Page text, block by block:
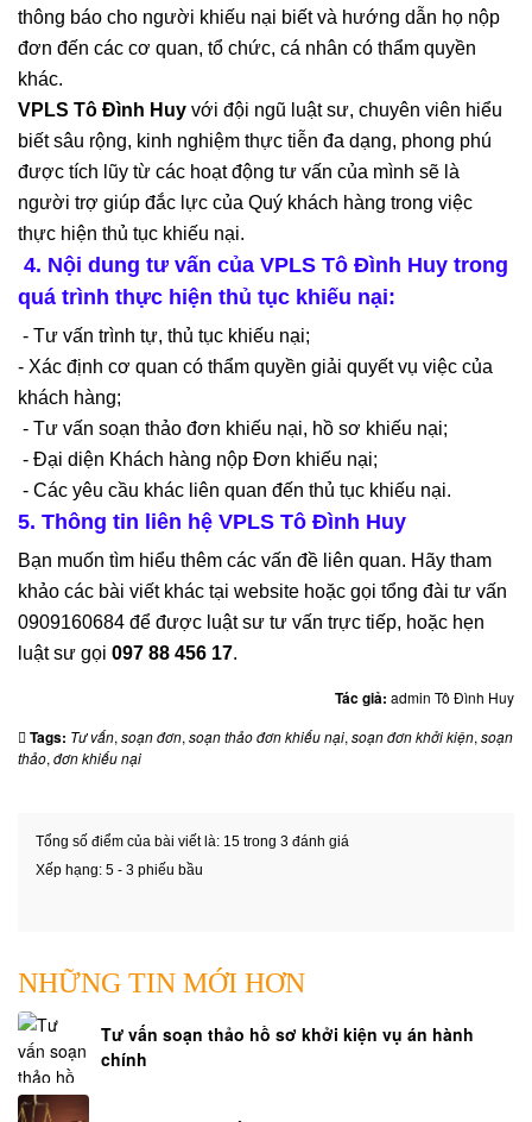
thông báo cho người khiếu nại biết và hướng dẫn họ nộp
đơn đến các cơ quan, tổ chức, cá nhân có thẩm quyền
khác.
VPLS Tô Đình Huy với đội ngũ luật sư, chuyên viên hiểu
biết sâu rộng, kinh nghiệm thực tiễn đa dạng, phong phú
được tích lũy từ các hoạt động tư vấn của mình sẽ là
người trợ giúp đắc lực của Quý khách hàng trong việc
thực hiện thủ tục khiếu nại.
4. Nội dung tư vấn của VPLS Tô Đình Huy trong
quá trình thực hiện thủ tục khiếu nại:
- Tư vấn trình tự, thủ tục khiếu nại;
- Xác định cơ quan có thẩm quyền giải quyết vụ việc của
khách hàng;
- Tư vấn soạn thảo đơn khiếu nại, hồ sơ khiếu nại;
- Đại diện Khách hàng nộp Đơn khiếu nại;
- Các yêu cầu khác liên quan đến thủ tục khiếu nại.
5. Thông tin liên hệ VPLS Tô Đình Huy
Bạn muốn tìm hiểu thêm các vấn đề liên quan. Hãy tham
khảo các bài viết khác tại website hoặc gọi tổng đài tư vấn
0909160684 để được luật sư tư vấn trực tiếp, hoặc hẹn
luật sư gọi 097 88 456 17.
Tác giả: admin Tô Đình Huy
Tags: Tư vấn, soạn đơn, soạn thảo đơn khiếu nại, soạn đơn khởi kiện, soạn
thảo, đơn khiếu nại
Tổng số điểm của bài viết là: 15 trong 3 đánh giá
Xếp hạng: 5 - 3 phiếu bầu
NHỮNG TIN MỚI HƠN
Tư vấn soạn thảo hồ sơ khởi kiện vụ án hành
chính